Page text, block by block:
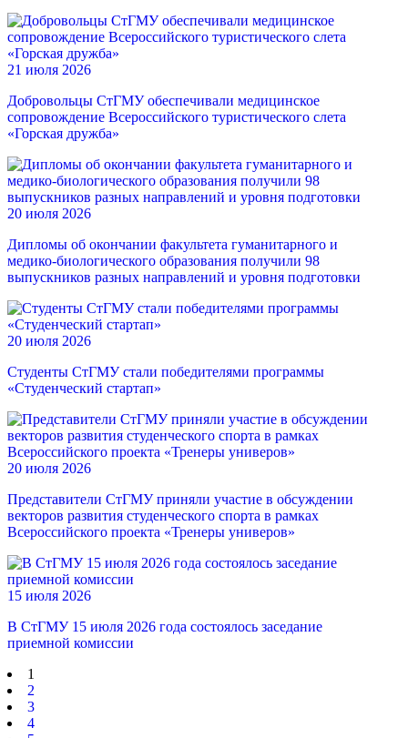
21 июля 2026
Добровольцы СтГМУ обеспечивали медицинское
сопровождение Всероссийского туристического слета
«Горская дружба»
20 июля 2026
Дипломы об окончании факультета гуманитарного и
медико-биологического образования получили 98
выпускников разных направлений и уровня подготовки
20 июля 2026
Студенты СтГМУ стали победителями программы
«Студенческий стартап»
20 июля 2026
Представители СтГМУ приняли участие в обсуждении
векторов развития студенческого спорта в рамках
Всероссийского проекта «Тренеры универов»
15 июля 2026
В СтГМУ 15 июля 2026 года состоялось заседание
приемной комиссии
1
2
3
4